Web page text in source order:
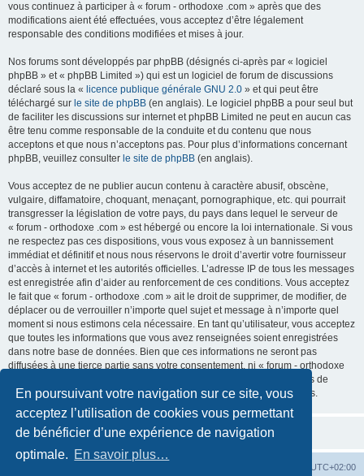
En poursuivant votre navigation sur ce site, vous
acceptez l’utilisation de cookies vous permettant
de bénéficier d’une expérience de navigation
optimale. En savoir plus…
vous continuez à participer à « forum - orthodoxe .com » après que des
modifications aient été effectuées, vous acceptez d’être légalement
responsable des conditions modifiées et mises à jour.
Nos forums sont développés par phpBB (désignés ci-après par « logiciel
phpBB » et « phpBB Limited ») qui est un logiciel de forum de discussions
déclaré sous la « licence publique générale GNU 2.0 » et qui peut être
téléchargé sur le site de phpBB (en anglais). Le logiciel phpBB a pour seul but
de faciliter les discussions sur internet et phpBB Limited ne peut en aucun cas
être tenu comme responsable de la conduite et du contenu que nous
acceptons et que nous n’acceptons pas. Pour plus d’informations concernant
phpBB, veuillez consulter le site de phpBB (en anglais).
Vous acceptez de ne publier aucun contenu à caractère abusif, obscène,
vulgaire, diffamatoire, choquant, menaçant, pornographique, etc. qui pourrait
transgresser la législation de votre pays, du pays dans lequel le serveur de
« forum - orthodoxe .com » est hébergé ou encore la loi internationale. Si vous
ne respectez pas ces dispositions, vous vous exposez à un bannissement
immédiat et définitif et nous nous réservons le droit d’avertir votre fournisseur
d’accès à internet et les autorités officielles. L’adresse IP de tous les messages
est enregistrée afin d’aider au renforcement de ces conditions. Vous acceptez
le fait que « forum - orthodoxe .com » ait le droit de supprimer, de modifier, de
déplacer ou de verrouiller n’importe quel sujet et message à n’importe quel
moment si nous estimons cela nécessaire. En tant qu’utilisateur, vous acceptez
que toutes les informations que vous avez renseignées soient enregistrées
dans notre base de données. Bien que ces informations ne seront pas
diffusées à une tierce partie sans votre consentement, ni « forum - orthodoxe
.com », ni phpBB, ne pourront être tenus comme responsables en cas de
tentative de piratage informatique visant à compromettre vos données.
UTC+02:00